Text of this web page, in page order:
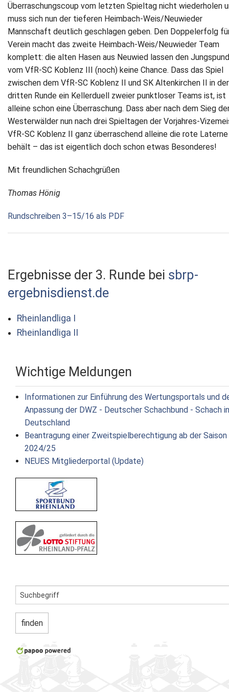
Überraschungscoup vom letzten Spieltag nicht wiederholen
muss sich nun der tieferen Heimbach‐Weis/Neuwieder
Mannschaft deutlich geschlagen geben. Den Doppelerfolg
Verein macht das zweite Heimbach‐Weis/Neuwieder Team
komplett: die alten Hasen aus Neuwied lassen den
vom VfR‐SC Koblenz III (noch) keine Chance. Dass das Spiel
zwischen dem VfR‐SC Koblenz II und SK Altenkirchen II in der
dritten Runde ein Kellerduell zweier punktloser Teams ist, ist
alleine schon eine Überraschung. Dass aber nach dem Sieg
Westerwälder nun nach drei Spieltagen der
VfR‐SC Koblenz II ganz überraschend alleine die rote Laterne
behält – das ist eigentlich doch schon etwas Besonderes!
Mit freundlichen Schachgrüßen
Thomas Hönig
Rundschreiben 3–15/16 als PDF
Ergebnisse der 3. Runde bei sbrp-
ergebnisdienst.de
Rheinlandliga I
Rheinlandliga II
Wichtige Meldungen
Informationen zur Einführung des Wertungsportals und
Anpassung der DWZ - Deutscher Schachbund - Schach in
Deutschland
Beantragung einer Zweitspielberechtigung ab der Saison
2024/25
NEUES Mitgliederportal (Update)